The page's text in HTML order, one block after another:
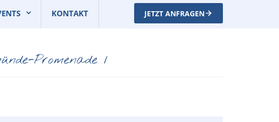
JETZT ANFRAGEN
KONTAKT
Promenade 1